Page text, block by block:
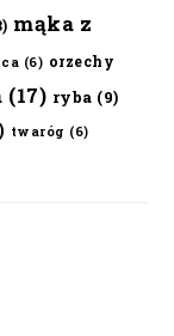
mąka z
(6) orzechy
(17) ryba (9)
twaróg (6)